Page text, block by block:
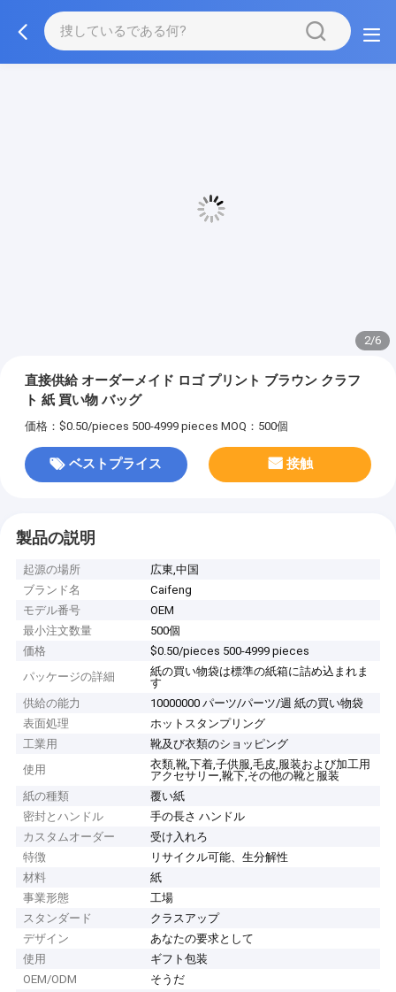
3/6
直接供給 オーダーメイド ロゴ プリント ブラウン クラフ
ト 紙 買い物 バッグ
価格：$0.50/pieces 500-4999 pieces MOQ：500個
ベストプライス 接触
製品の説明
起源の場所
広東,中国
ブランド名
Caifeng
モデル番号
OEM
最小注文数量
500個
価格
$0.50/pieces 500-4999 pieces
パッケージの詳細
紙の買い物袋は標準の紙箱に詰め込まれま
す
供給の能力
10000000 パーツ/パーツ/週 紙の買い物袋
表面処理
ホットスタンプリング
工業用
靴及び衣類のショッピング
使用
衣類,靴,下着,子供服,毛皮,服装および加工用
アクセサリー,靴下,その他の靴と服装
紙の種類
覆い紙
密封とハンドル
手の長さ ハンドル
カスタムオーダー
受け入れろ
特徴
リサイクル可能、生分解性
材料
紙
事業形態
工場
スタンダード
クラスアップ
デザイン
あなたの要求として
使用
ギフト包装
OEM/ODM
そうだ